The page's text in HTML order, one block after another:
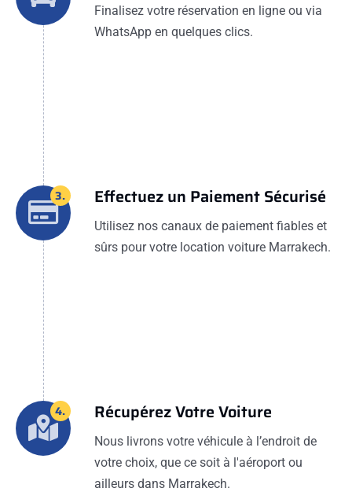
Finalisez votre réservation en ligne ou via
WhatsApp en quelques clics.
3. Effectuez un Paiement Sécurisé
Utilisez nos canaux de paiement fiables et
sûrs pour votre location voiture Marrakech.
4. Récupérez Votre Voiture
Nous livrons votre véhicule à l’endroit de
votre choix, que ce soit à l'aéroport ou
ailleurs dans Marrakech.